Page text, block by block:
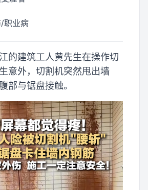
职业病
的建筑工人黄先生在操作切
意外，切割机突然甩出墙
部与锯盘接触。